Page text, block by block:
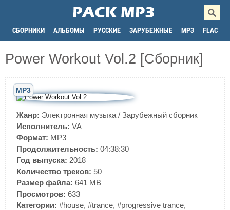
СБОРНИКИ АЛЬБОМЫ РУССКИЕ ЗАРУБЕЖНЫЕ MP3 FLAC
Power Workout Vol.2 [Сборник]
MP3
Жанр: Электронная музыка / Зарубежный сборник
Исполнитель: VA
Формат: MP3
Продолжительность: 04:38:30
Год выпуска: 2018
Количество треков: 50
Размер файла: 641 MB
Просмотров: 633
Категории: #house, #trance, #progressive trance,